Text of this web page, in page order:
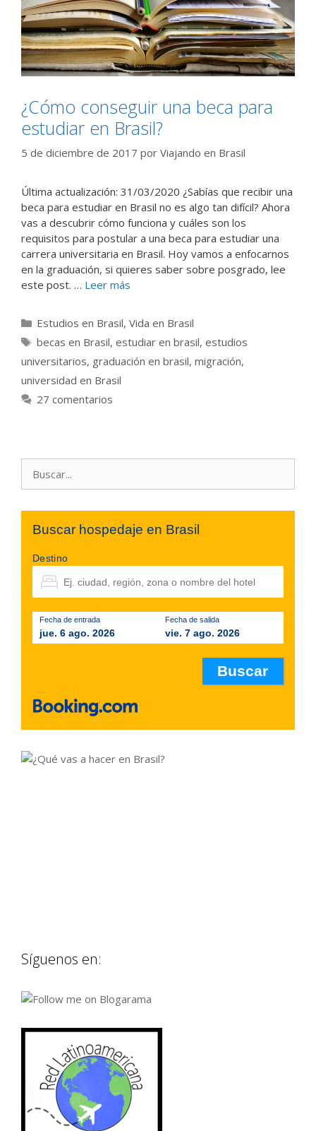
¿Cómo conseguir una beca para
estudiar en Brasil?
5 de diciembre de 2017 por Viajando en Brasil
Última actualización: 31/03/2020 ¿Sabías que recibir una
beca para estudiar en Brasil no es algo tan difícil? Ahora
vas a descubrir cómo funciona y cuáles son los
requisitos para postular a una beca para estudiar una
carrera universitaria en Brasil. Hoy vamos a enfocarnos
en la graduación, si quieres saber sobre posgrado, lee
este post. … Leer más
Categorías
Estudios en Brasil, Vida en Brasil
Etiquetas
becas en Brasil, estudiar en brasil, estudios
universitarios, graduación en brasil, migración,
universidad en Brasil
27 comentarios
Buscar hospedaje en Brasil
Destino
Fecha de entrada
jue. 6 ago. 2026
Fecha de salida
vie. 7 ago. 2026
Síguenos en: